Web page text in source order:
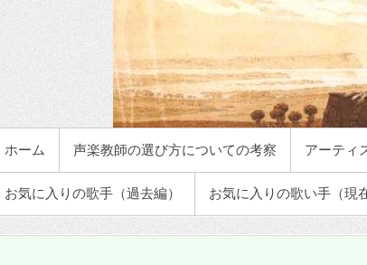
メインメニュー
ホーム 声楽教師の選び方についての考察 アーティ
お気に入りの歌手（過去編） お気に入りの歌い手（現